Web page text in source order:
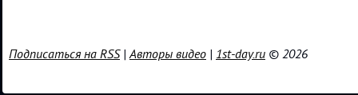
Подписаться на RSS|Авторы видео | 1st-day.ru © 2026